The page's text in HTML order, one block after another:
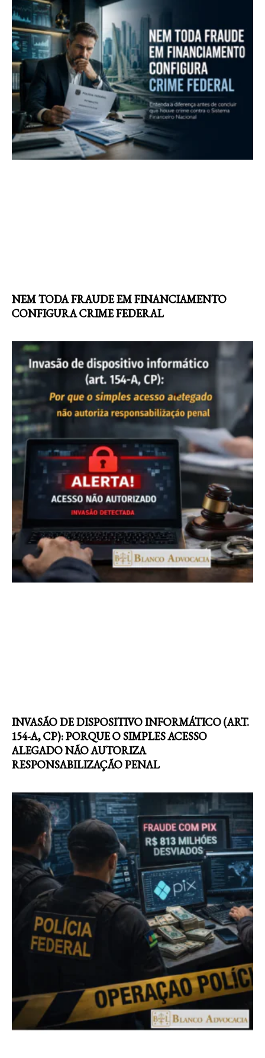
NEM TODA FRAUDE EM FINANCIAMENTO
CONFIGURA CRIME FEDERAL
INVASÃO DE DISPOSITIVO INFORMÁTICO (ART.
154-A, CP): PORQUE O SIMPLES ACESSO
ALEGADO NÃO AUTORIZA
RESPONSABILIZAÇÃO PENAL